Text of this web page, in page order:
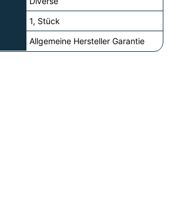
1, Stück
Allgemeine Hersteller Garantie